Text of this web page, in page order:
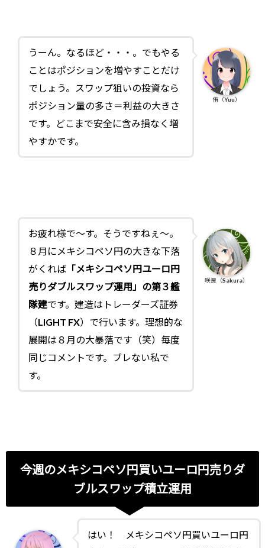
うーん。なるほど・・・。でもやる
ことはポジションを増やすことだけ
でしょう。スワップ狙いの投資なら
ポジション量の多さ＝利益の大きさ
です。どこまで安全に含み損なく増
やすかです。
侑（Yuu）
お疲れ様で～す。そうですねぇ～。
８月にメキシコペソ円の大きな下落
がくれば 「メキシコペソ円ユーロ円
売りダブルスワップ運用」の第３艦
隊建です。建造はトレーダーズ証券
（LIGHT FX）で行います。理想的な
展開は８月の大暴落です（笑）毎度
同じコメントです。ブレない私で
す。
咲良（Sakura）
今週のメキシコペソ円買いユーロ円売りダ
ブルスワップ積立運用
はい！ メキシコペソ円買いユーロ円